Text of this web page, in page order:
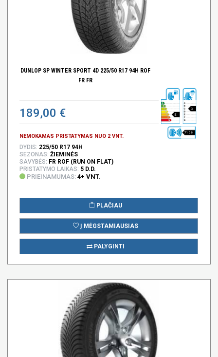
DUNLOP SP WINTER SPORT 4D 225/50 R17 94H ROF
FR FR
189,00 €
NEMOKAMAS PRISTATYMAS NUO 2 VNT.
E
C
71 DB
DYDIS: 225/50 R17 94H
SEZONAS: ŽIEMINĖS
SAVYBĖS: FR ROF (RUN ON FLAT)
PRISTATYMO LAIKAS: 5 D.D.
PRIEINAMUMAS: 4+ VNT.
PLAČIAU
Į MĖGSTAMIAUSIAS
PALYGINTI